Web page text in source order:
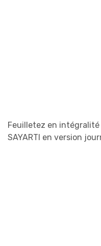
Feuilletez en
SAYARTI en version